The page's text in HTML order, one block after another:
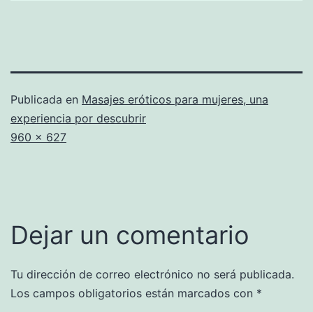
Publicada en Masajes eróticos para mujeres, una
experiencia por descubrir
Tamaño
960 × 627
Dejar un comentario
Tu dirección de correo electrónico no será publicada.
Los campos obligatorios están marcados con *